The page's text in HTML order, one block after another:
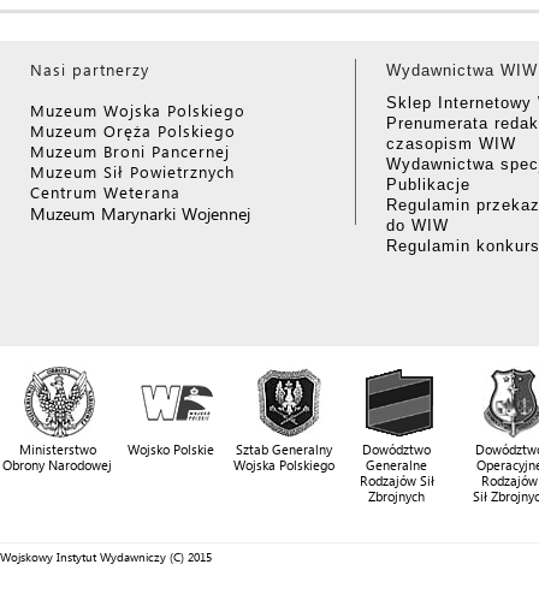
Nasi partnerzy
Muzeum Wojska Polskiego
Muzeum Oręża Polskiego
Muzeum Broni Pancernej
Muzeum Sił Powietrznych
Centrum Weterana
Muzeum Marynarki Wojennej
Wydawnictwa WIW
Sklep Internetowy
Prenumerata
czasopism WIW
Wydawnictwa
Publikacje
Regulamin
do WIW
Regulamin
Ministerstwo
Obrony Narodowej
Wojsko Polskie
Sztab Generalny
Wojska Polskiego
Dowództwo
Generalne
Rodzajów Sił
Zbrojnych
Rodzajów
Sił
Wojskowy Instytut Wydawniczy (C) 2015